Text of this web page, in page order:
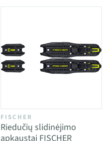
FISCHER
Riedučių slidinėjimo
apkaustai FISCHER